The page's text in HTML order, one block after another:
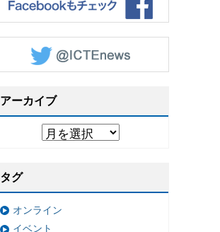
アーカイブ
タグ
オンライン
イベント